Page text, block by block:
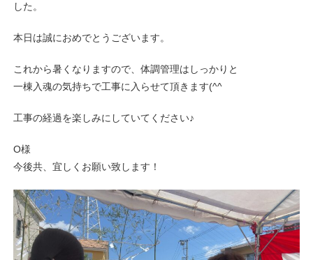
した。
本日は誠におめでとうございます。
これから暑くなりますので、体調管理はしっかりと
一棟入魂の気持ちで工事に入らせて頂きます(^^
工事の経過を楽しみにしていてください♪
O様
今後共、宜しくお願い致します！